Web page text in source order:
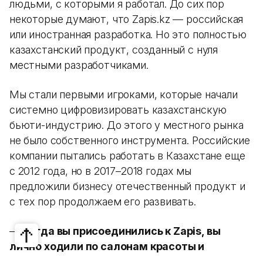
людьми, с которыми я работал. До сих пор
некоторые думают, что Zapis.kz — российская
или иностранная разработка. Но это полностью
казахстанский продукт, созданный с нуля
местными разработчиками.
Мы стали первыми игроками, которые начали
системно цифровизировать казахстанскую
бьюти-индустрию. До этого у местного рынка
не было собственного инструмента. Российские
компании пытались работать в Казахстане еще
с 2012 года, но в 2017–2018 годах мы
предложили бизнесу отечественный продукт и
с тех пор продолжаем его развивать.
—Когда вы присоединились к Zapis, вы
лично ходили по салонам красоты и